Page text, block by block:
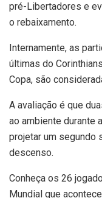
pré-Libertadores e
o rebaixamento.
Internamente, as
últimas do
Copa, são
A avaliação é que
ao ambiente durante
projetar um segundo
descenso.
Conheça os 26
Mundial que